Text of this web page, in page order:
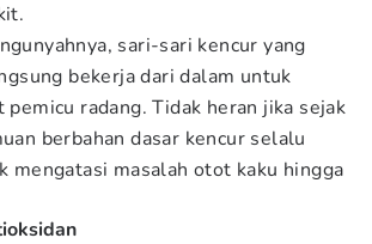
sari-sari kencur yang
bekerja dari dalam untuk
pemicu radang. Tidak heran jika sejak
berbahan dasar kencur selalu
mengatasi masalah otot kaku hingga